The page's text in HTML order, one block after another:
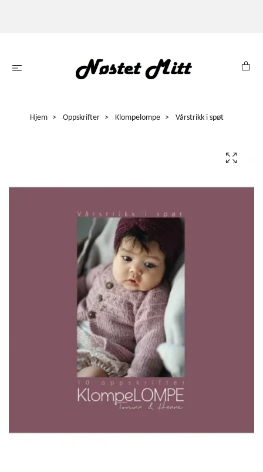
Hjem Oppskrifter Klompelompe Vårstrikk i spøt